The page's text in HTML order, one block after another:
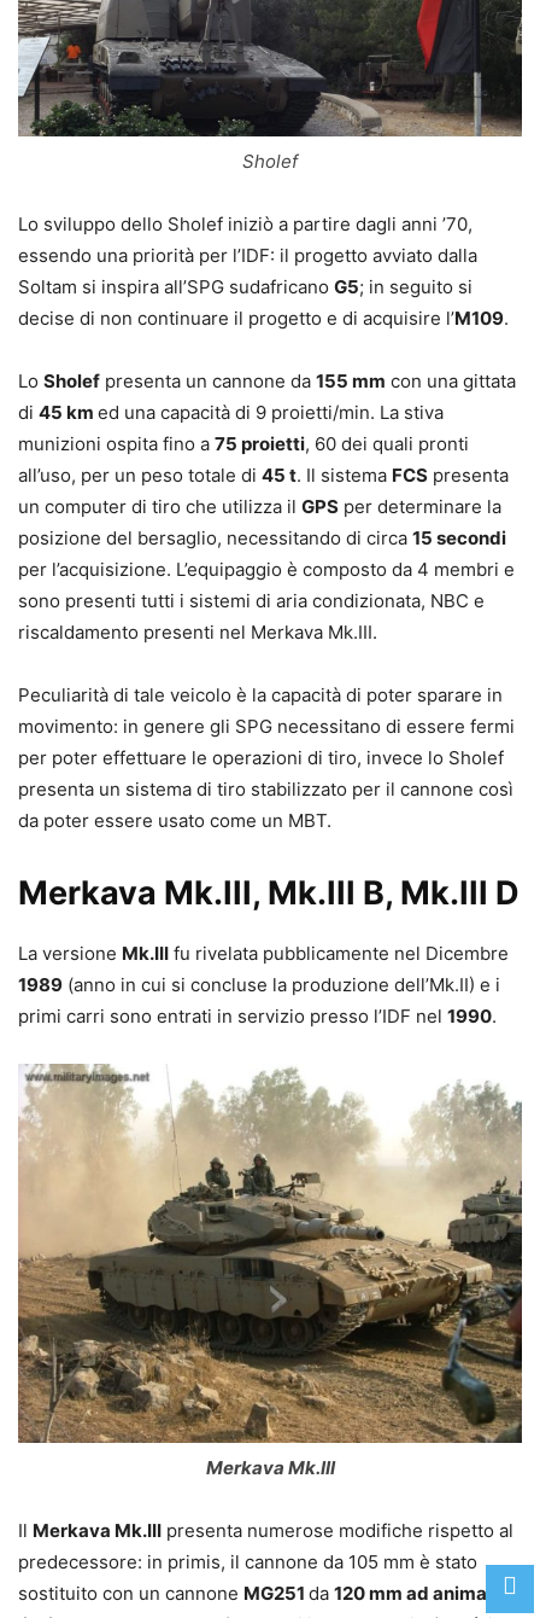
Sholef
Lo sviluppo dello Sholef iniziò a partire dagli anni ’70,
essendo una priorità per l’IDF: il progetto avviato dalla
Soltam si inspira all’SPG sudafricano G5; in seguito si
decise di non continuare il progetto e di acquisire l’M109.
Lo Sholef presenta un cannone da 155 mm con una gittata
di 45 km ed una capacità di 9 proietti/min. La stiva
munizioni ospita fino a 75 proietti, 60 dei quali pronti
all’uso, per un peso totale di 45 t. Il sistema FCS presenta
un computer di tiro che utilizza il GPS per determinare la
posizione del bersaglio, necessitando di circa 15 secondi
per l’acquisizione. L’equipaggio è composto da 4 membri e
sono presenti tutti i sistemi di aria condizionata, NBC e
riscaldamento presenti nel Merkava Mk.III.
Peculiarità di tale veicolo è la capacità di poter sparare in
movimento: in genere gli SPG necessitano di essere fermi
per poter effettuare le operazioni di tiro, invece lo Sholef
presenta un sistema di tiro stabilizzato per il cannone così
da poter essere usato come un MBT.
Merkava Mk.III, Mk.III B, Mk.III D
La versione Mk.III fu rivelata pubblicamente nel Dicembre
1989 (anno in cui si concluse la produzione dell’Mk.II) e i
primi carri sono entrati in servizio presso l’IDF nel 1990.
Merkava Mk.III
Il Merkava Mk.III presenta numerose modifiche rispetto al
predecessore: in primis, il cannone da 105 mm è stato
sostituito con un cannone MG251 da 120 mm ad anima